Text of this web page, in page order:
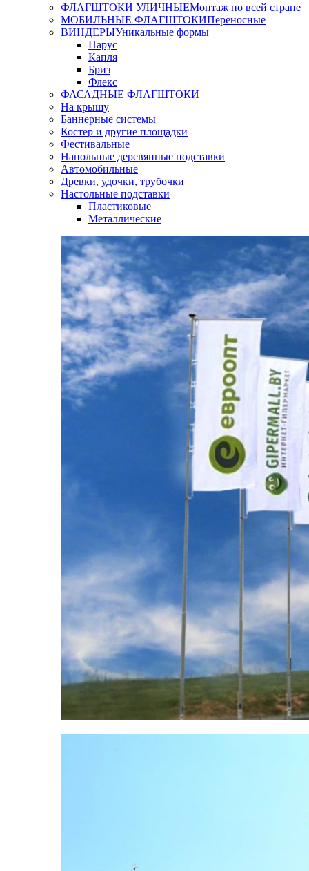
ФЛАГШТОКИ УЛИЧНЫЕМонтаж по всей стране
МОБИЛЬНЫЕ ФЛАГШТОКИПереносные
ВИНДЕРЫУникальные формы
Парус
Капля
Бриз
Флекс
ФАСАДНЫЕ ФЛАГШТОКИ
На крышу
Баннерные системы
Костер и другие площадки
Фестивальные
Напольные деревянные подставки
Автомобильные
Древки, удочки, трубочки
Настольные подставки
Пластиковые
Металлические